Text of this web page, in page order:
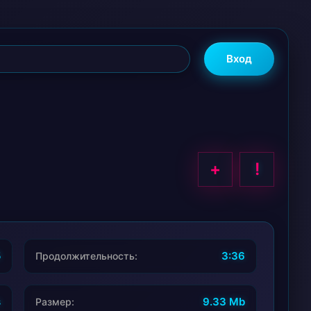
Вход
+ !
Продолжительность: 3:36
Размер: 9.33 Mb